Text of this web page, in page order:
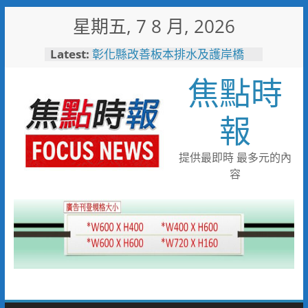
星期五, 7 8 月, 2026
Latest: 彰化縣改善板本排水及護岸橋
小米之家進駐高雄義享時尚廣
場 父親節開幕祭三重超狂優惠
少子化時代的地方解方！彰化市
未婚聯誼6年促成10對佳偶
彰化縣長參選人魏平政率議員團
隊攜手造勢 盼翻轉彰化打造新
局
敲敲門讓愛傳進門 彰化縣獨居
焦點時
報
提供最即時 最多元的內
容